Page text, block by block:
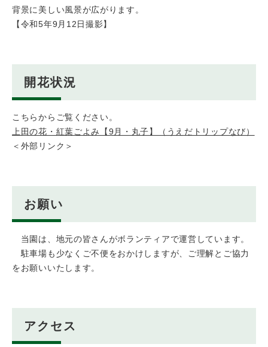
背景に美しい風景が広がります。
【令和5年9月12日撮影】
開花状況
こちらからご覧ください。
上田の花・紅葉ごよみ【9月・丸子】（うえだトリップなび）
＜外部リンク＞
お願い
当園は、地元の皆さんがボランティアで運営しています。
駐車場も少なくご不便をおかけしますが、ご理解とご協力
をお願いいたします。
アクセス